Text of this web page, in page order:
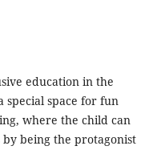
education in the
special space for fun
where the child can
being the protagonist